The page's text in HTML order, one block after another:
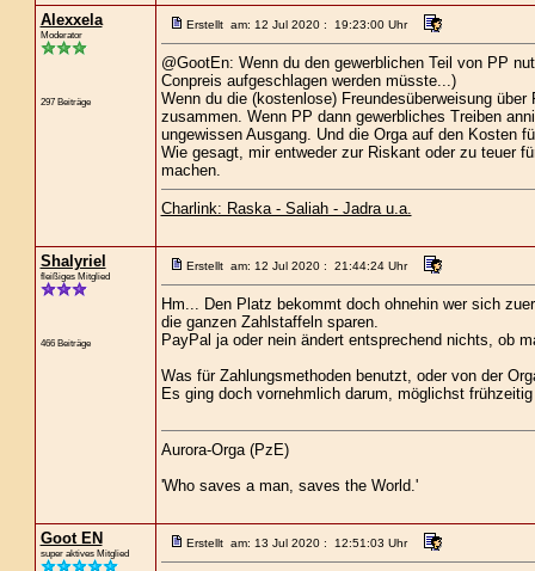
Alexxela
Moderator
297 Beiträge
Erstellt am: 12 Jul 2020 : 19:23:00 Uhr
@GootEn: Wenn du den gewerblichen Teil von PP
Conpreis aufgeschlagen werden müsste...)
Wenn du die (kostenlose) Freundesüberweisung
zusammen. Wenn PP dann gewerbliches Treiben
ungewissen Ausgang. Und die Orga auf den Kosten
Wie gesagt, mir entweder zur Riskant oder zu teuer
machen.
Charlink: Raska - Saliah - Jadra u.a.
Shalyriel
fleißiges Mitglied
466 Beiträge
Erstellt am: 12 Jul 2020 : 21:44:24 Uhr
Hm... Den Platz bekommt doch ohnehin wer sich
die ganzen Zahlstaffeln sparen.
PayPal ja oder nein ändert entsprechend nichts, ob
Was für Zahlungsmethoden benutzt, oder von der
Es ging doch vornehmlich darum, möglichst
Aurora-Orga (PzE)
'Who saves a man, saves the World.'
Goot EN
super aktives Mitglied
Erstellt am: 13 Jul 2020 : 12:51:03 Uhr